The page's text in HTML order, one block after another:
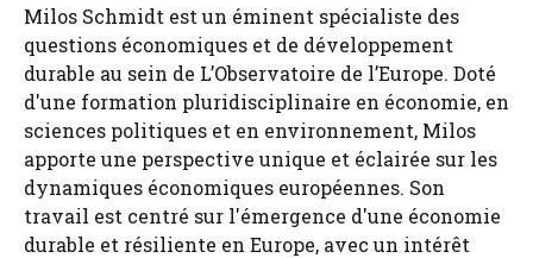
Milos Schmidt est un éminent spécialiste des
questions économiques et de développement
durable au sein de L’Observatoire de l’Europe. Doté
d'une formation pluridisciplinaire en économie, en
sciences politiques et en environnement, Milos
apporte une perspective unique et éclairée sur les
dynamiques économiques européennes. Son
travail est centré sur l'émergence d'une économie
durable et résiliente en Europe, avec un intérêt